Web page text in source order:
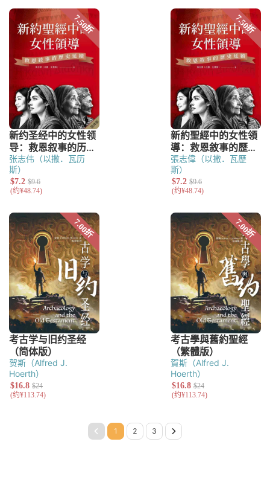
张志伟（以撒．瓦历
斯）
張志偉（以撒．瓦歷
斯）
贺斯（Alfred J.
Hoerth）
賀斯（Alfred J.
Hoerth）